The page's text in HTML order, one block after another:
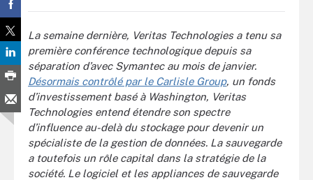
La semaine dernière, Veritas Technologies a tenu sa
première conférence technologique depuis sa
séparation d’avec Symantec au mois de janvier.
Désormais contrôlé par le Carlisle Group, un fonds
d’investissement basé à Washington, Veritas
Technologies entend étendre son spectre
d’influence au-delà du stockage pour devenir un
spécialiste de la gestion de données. La sauvegarde
a toutefois un rôle capital dans la stratégie de la
société. Le logiciel et les appliances de sauvegarde